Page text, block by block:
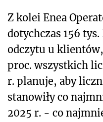
Z kolei Enea
dotychczas 156
odczytu u
proc. wszystkich
r. planuje, aby
stanowiły co
2025 r. - co